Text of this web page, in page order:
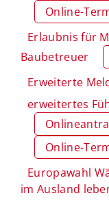
Online-
Erlaubnis für
Baubetreuer
Erweiterte
erweitertes
Online-
Europawahl
im Ausland